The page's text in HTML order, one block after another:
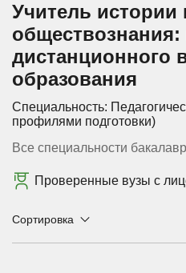
Учитель истории
дистанционного
образования
Специальность:
профилями подготовки)
Все специальности
Проверенные вузы с
Сортировка